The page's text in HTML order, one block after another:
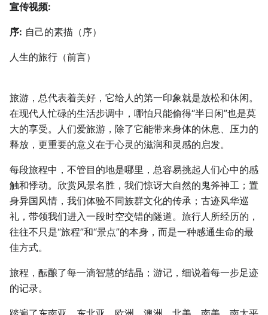
宣传视频:
序: 自己的素描（序）
人生的旅行（前言）
旅游，总代表着美好，它给人的第一印象就是放松和休闲。
在现代人忙碌的生活步调中，哪怕只能偷得“半日闲”也是莫
大的享受。人们爱旅游，除了它能带来身体的休息、压力的
释放，更重要的意义在于心灵的滋润和灵感的启发。
每段旅程中，不管目的地是哪里，总容易挑起人们心中的感
触和悸动。欣赏风景名胜，我们惊讶大自然的鬼斧神工；置
身异国风情，我们体验不同族群文化的传承；古迹风华巡
礼，带领我们进入一段时空交错的隧道。旅行人所经历的，
往往不只是“旅程”和“景点”的本身，而是一种感通生命的最
佳方式。
旅程，酝酿了每一滴智慧的结晶；游记，细说着每一步足迹
的记录。